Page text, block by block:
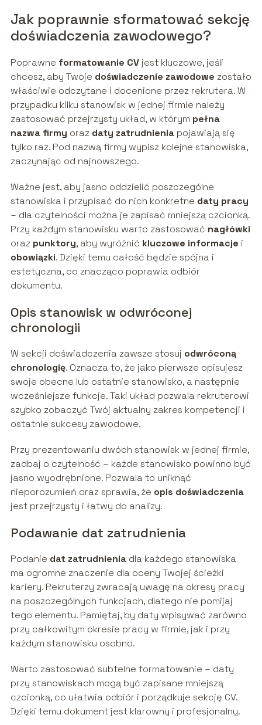
Jak poprawnie sformatować sekcję
doświadczenia zawodowego?
Poprawne formatowanie CVjest kluczowe, jeśli
chcesz, aby Twoje doświadczenie zawodowe zostało
właściwie odczytane i docenione przez rekrutera. W
przypadku kilku stanowisk w jednej firmie należy
zastosować przejrzysty układ, w którym pełna
nazwa firmy oraz daty zatrudnieniapojawiają się
tylko raz. Pod nazwą firmy wypisz kolejne stanowiska,
zaczynając od najnowszego.
Ważne jest, aby jasno oddzielić poszczególne
stanowiska i przypisać do nich konkretne daty pracy
– dla czytelności można je zapisać mniejszą czcionką.
Przy każdym stanowisku warto zastosować nagłówki
oraz punktory, aby wyróżnić kluczowe informacje i
obowiązki. Dzięki temu całość będzie spójna i
estetyczna, co znacząco poprawia odbiór
dokumentu.
Opis stanowisk w odwróconej
chronologii
W sekcji doświadczenia zawsze stosuj odwróconą
chronologię. Oznacza to, że jako pierwsze opisujesz
swoje obecne lub ostatnie stanowisko, a następnie
wcześniejsze funkcje. Taki układ pozwala rekruterowi
szybko zobaczyć Twój aktualny zakres kompetencji i
ostatnie sukcesy zawodowe.
Przy prezentowaniu dwóch stanowisk w jednej firmie,
zadbaj o czytelność – każde stanowisko powinno być
jasno wyodrębnione. Pozwala to uniknąć
nieporozumień oraz sprawia, że opis doświadczenia
jest przejrzysty i łatwy do analizy.
Podawanie dat zatrudnienia
Podanie dat zatrudnieniadla każdego stanowiska
ma ogromne znaczenie dla oceny Twojej ścieżki
kariery. Rekruterzy zwracają uwagę na okresy pracy
na poszczególnych funkcjach, dlatego nie pomijaj
tego elementu. Pamiętaj, by daty wpisywać zarówno
przy całkowitym okresie pracy w firmie, jak i przy
każdym stanowisku osobno.
Warto zastosować subtelne formatowanie – daty
przy stanowiskach mogą być zapisane mniejszą
czcionką, co ułatwia odbiór i porządkuje sekcję CV.
Dzięki temu dokument jest klarowny i profesjonalny.